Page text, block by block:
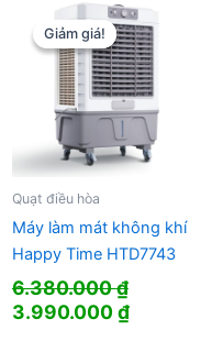
Giảm giá!
Giảm giá!
Quạt điều hòa
Máy làm mát không khí
Happy Time HTD7743
6.380.000₫
Giá
3.990.000₫Giá